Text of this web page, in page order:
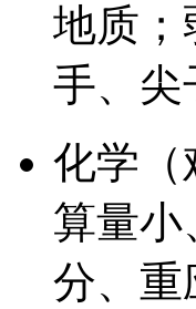
地质；
手、尖
化学（
算量小
分、重